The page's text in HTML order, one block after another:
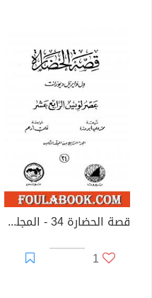
قصة الحضارة 34 - المجلد الثامن - ج4: عصر لويس الرابع عشر
1